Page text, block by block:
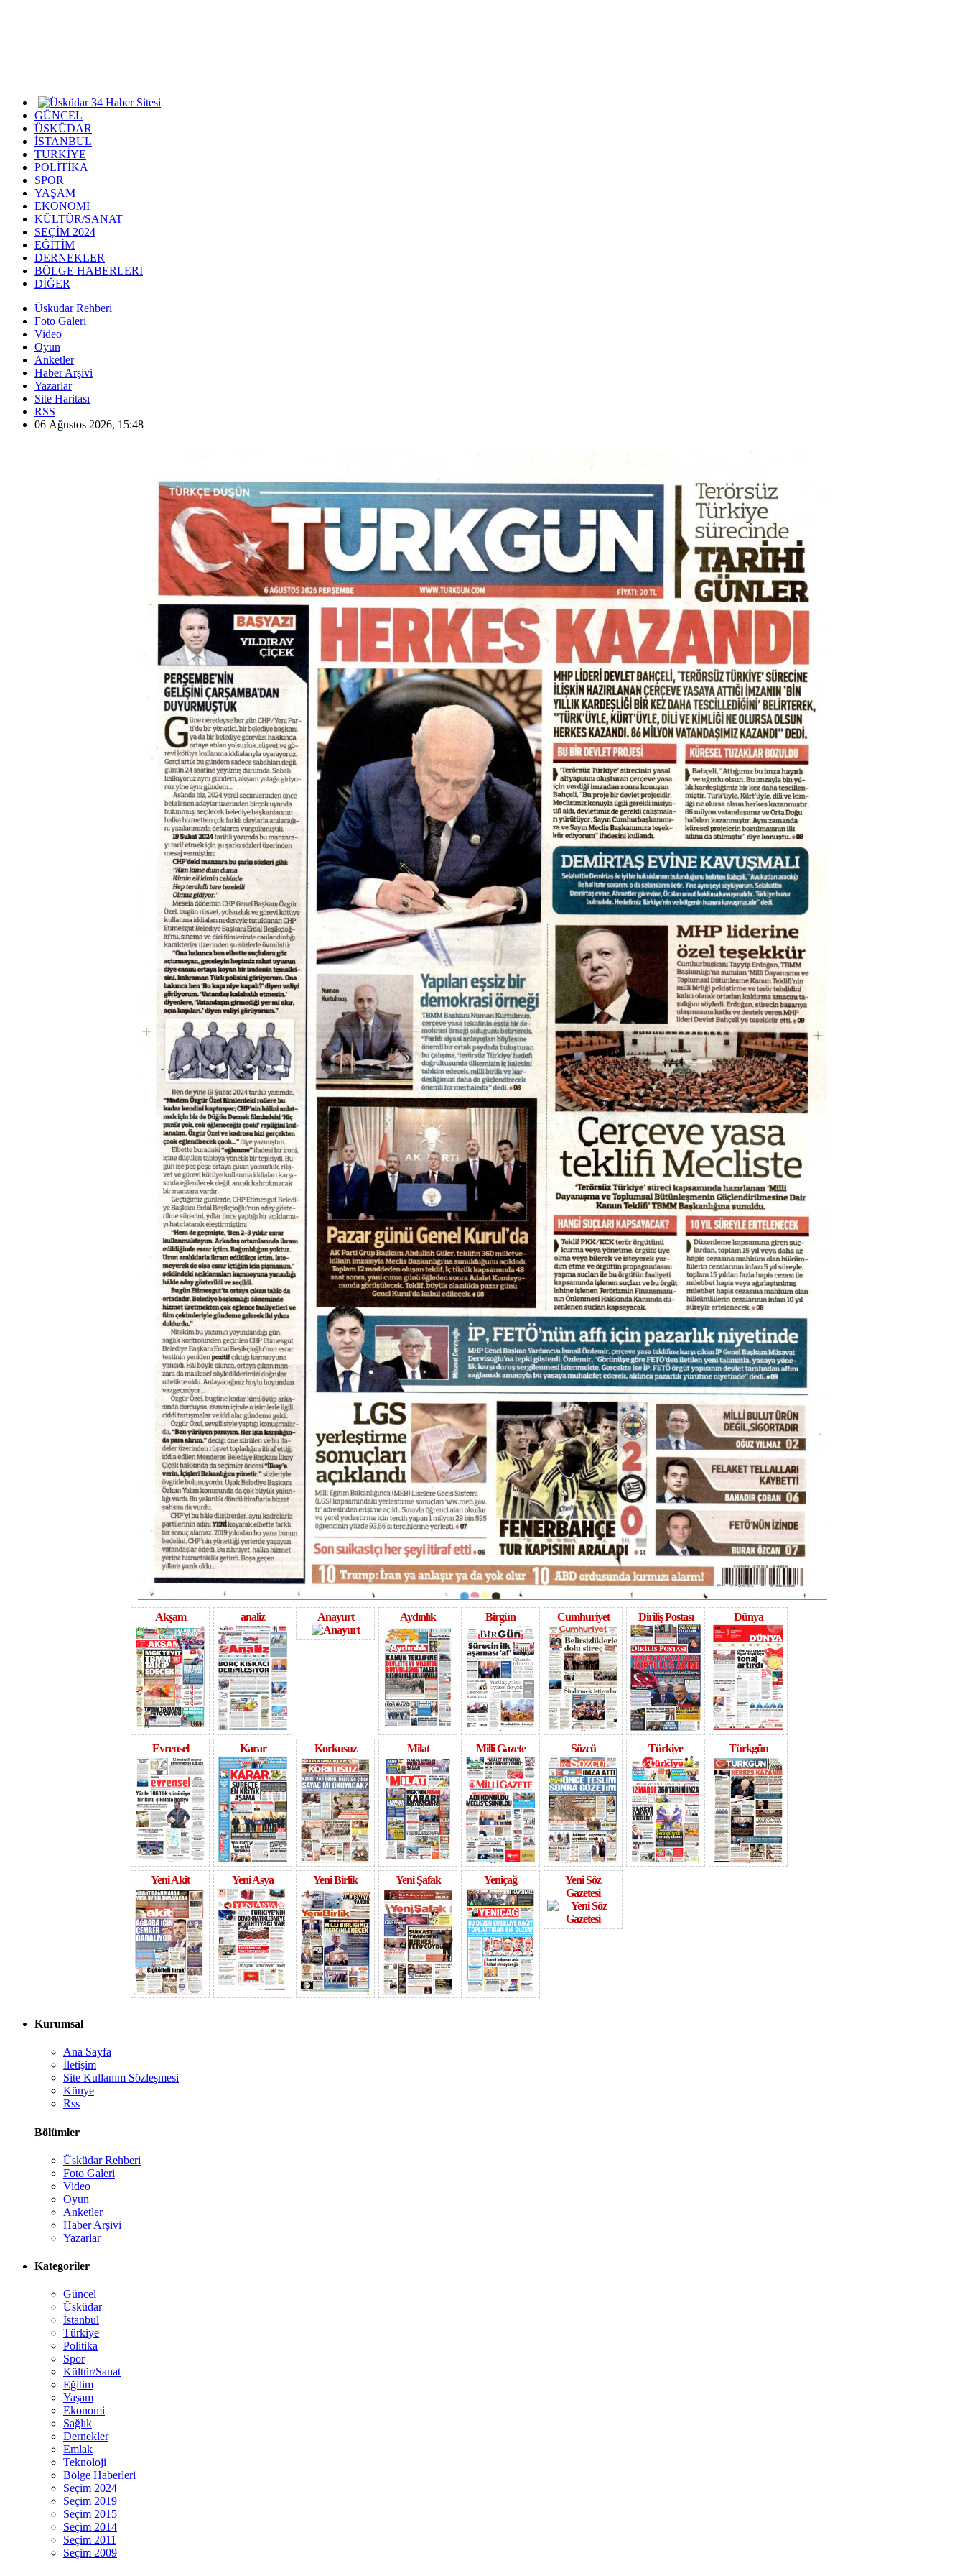
GÜNCEL
ÜSKÜDAR
İSTANBUL
TÜRKİYE
POLİTİKA
SPOR
YAŞAM
EKONOMİ
KÜLTÜR/SANAT
SEÇİM 2024
EĞİTİM
DERNEKLER
BÖLGE HABERLERİ
DİĞER
Üsküdar Rehberi
Foto Galeri
Video
Oyun
Anketler
Haber Arşivi
Yazarlar
Site Haritası
RSS
06 Ağustos 2026, 15:48
Akşam analiz Anayurt Aydınlık Birgün Cumhuriyet Diriliş Postası Dünya
Evrensel Karar Korkusuz Milat Milli Gazete Sözcü Türkiye Türkgün
Yeni Akit Yeni Asya Yeni Birlik Yeni Şafak Yeniçağ
Yeni Söz
Gazetesi
Kurumsal
Ana Sayfa
İletişim
Site Kullanım Sözleşmesi
Künye
Rss
Bölümler
Üsküdar Rehberi
Foto Galeri
Video
Oyun
Anketler
Haber Arşivi
Yazarlar
Kategoriler
Güncel
Üsküdar
İstanbul
Türkiye
Politika
Spor
Kültür/Sanat
Eğitim
Yaşam
Ekonomi
Sağlık
Dernekler
Emlak
Teknoloji
Bölge Haberleri
Seçim 2024
Seçim 2019
Seçim 2015
Seçim 2014
Seçim 2011
Seçim 2009